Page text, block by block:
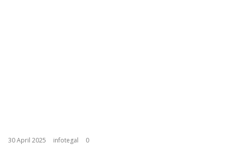
30 April 2025 infotegal 0